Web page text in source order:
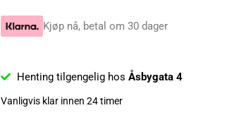
Kjøp nå, betal om 30 dager
Henting tilgengelig hos Åsbygata 4
Vanligvis klar innen 24 timer